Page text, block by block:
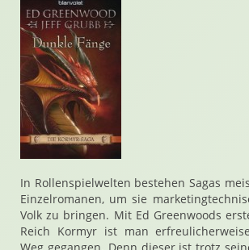
In Rollenspielwelten bestehen Sagas
Einzelromanen, um sie
Volk zu bringen. Mit Ed Greenwoods
Reich Kormyr ist man